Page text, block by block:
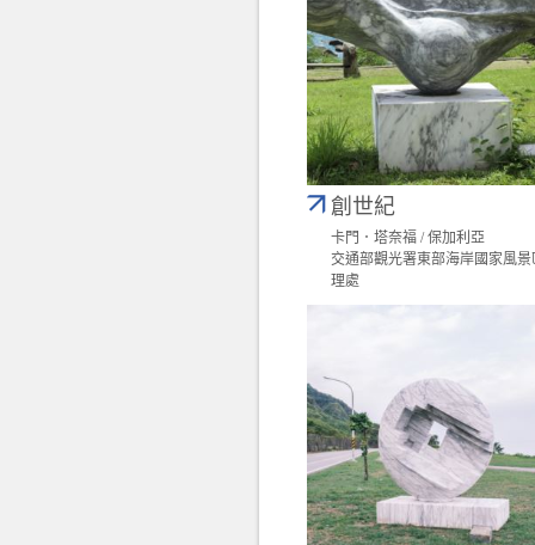
創世紀
卡門．塔奈福 / 保加利亞
交通部觀光署東部海岸國家風景
理處